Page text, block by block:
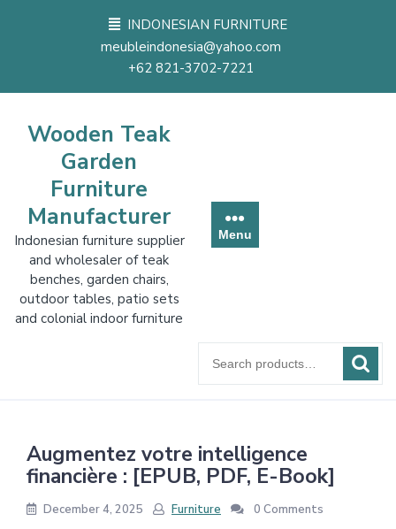
INDONESIAN FURNITURE
meubleindonesia@yahoo.com
+62 821-3702-7221
Wooden Teak
Garden
Furniture
Manufacturer
Indonesian furniture supplier
and wholesaler of teak
benches, garden chairs,
outdoor tables, patio sets
and colonial indoor furniture
Menu
for:
Augmentez votre intelligence
financière : [EPUB, PDF, E-Book]
December 4, 2025 Furniture 0 Comments